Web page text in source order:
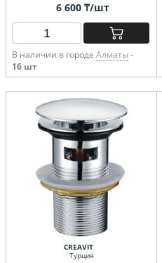
6 600 ₸/шт
В наличии в городе Алматы -
16 шт
CREAVIT
Турция